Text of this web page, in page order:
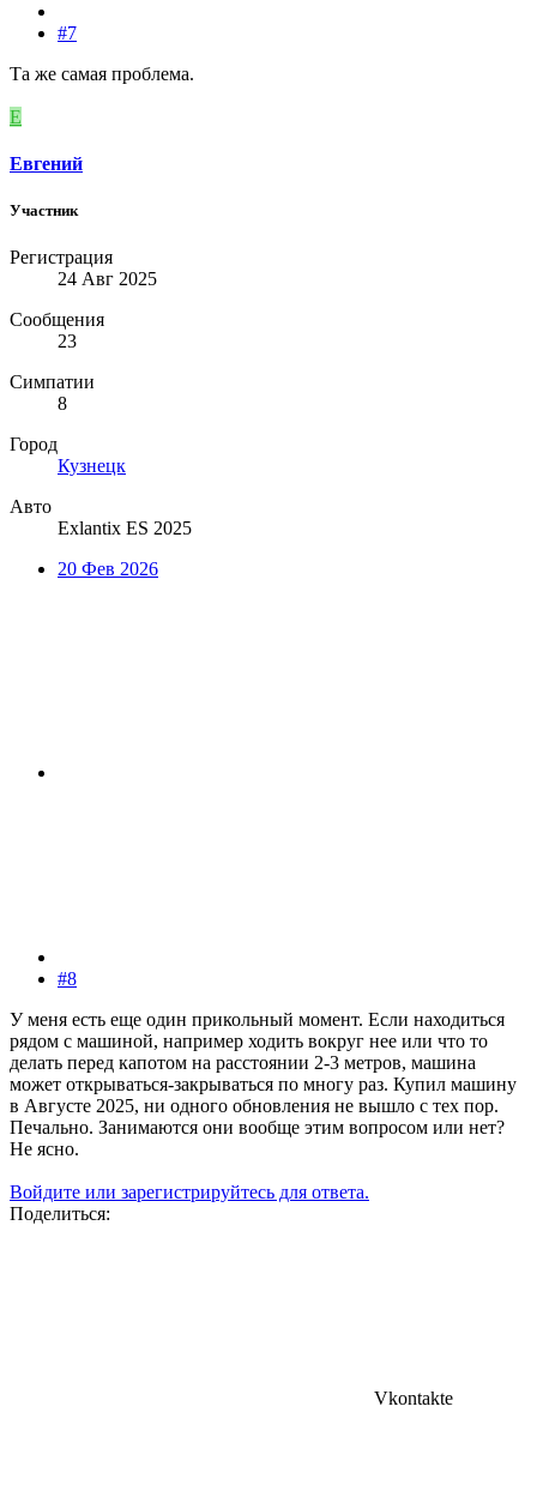
#7
Та же самая проблема.
Е
Евгений
Участник
Регистрация
24 Авг 2025
Сообщения
23
Симпатии
8
Город
Кузнецк
Авто
Exlantix ES 2025
20 Фев 2026
#8
У меня есть еще один прикольный момент. Если находиться
рядом с машиной, например ходить вокруг нее или что то
делать перед капотом на расстоянии 2-3 метров, машина
может открываться-закрываться по многу раз. Купил машину
в Августе 2025, ни одного обновления не вышло с тех пор.
Печально. Занимаются они вообще этим вопросом или нет?
Не ясно.
Войдите или зарегистрируйтесь для ответа.
Поделиться:
Vkontakte